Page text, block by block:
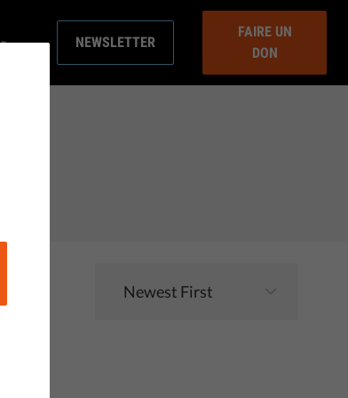
NEWSLETTER
FAIRE UN
DON